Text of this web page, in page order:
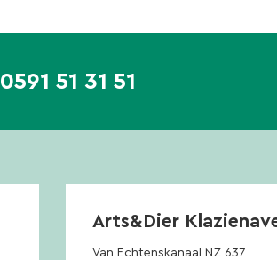
0591 51 31 51
Arts&Dier
Van Echtenskanaal NZ 637